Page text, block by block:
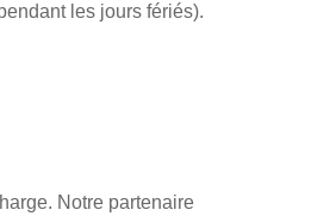
les jours fériés).
Notre partenaire